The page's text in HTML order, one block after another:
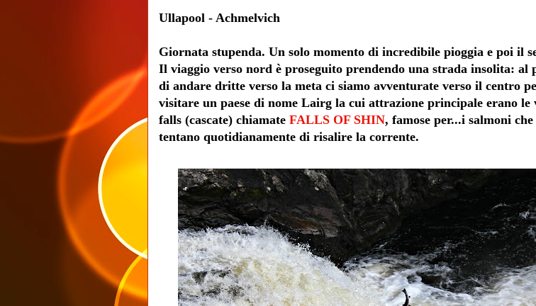
Ullapool - Achmelvich
Giornata stupenda. Un solo momento di incredibile pioggia e poi il
Il viaggio verso nord è proseguito prendendo una strada insolita: al
di andare dritte verso la meta ci siamo avventurate verso il centro
visitare un paese di nome Lairg la cui attrazione principale erano le
falls (cascate) chiamate FALLS OF SHIN, famose per...i salmoni che
tentano quotidianamente di risalire la corrente.